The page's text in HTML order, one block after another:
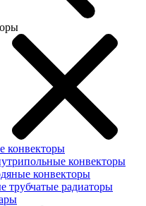
конвекторы
конвекторы
конвекторы
трубчатые радиаторы